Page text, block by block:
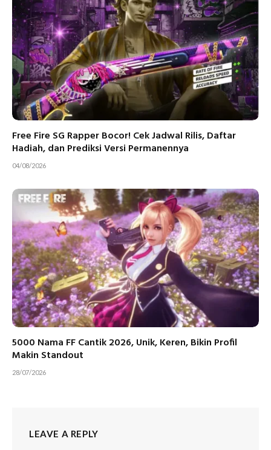
Free Fire SG Rapper Bocor! Cek Jadwal Rilis, Daftar
Hadiah, dan Prediksi Versi Permanennya
04/08/2026
5000 Nama FF Cantik 2026, Unik, Keren, Bikin Profil
Makin Standout
28/07/2026
LEAVE A REPLY